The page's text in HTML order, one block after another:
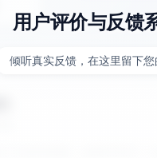
用户评价与反馈
倾听真实反馈，在这里留下您